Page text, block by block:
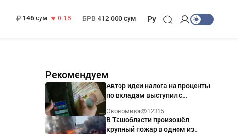
146 сум
-0.18
БРВ 412 000 сум Ру
Рекомендуем
Автор идеи налога на проценты
по вкладам выступил с
Экономика 12315
В Ташобласти произошёл
крупный пожар в одном из